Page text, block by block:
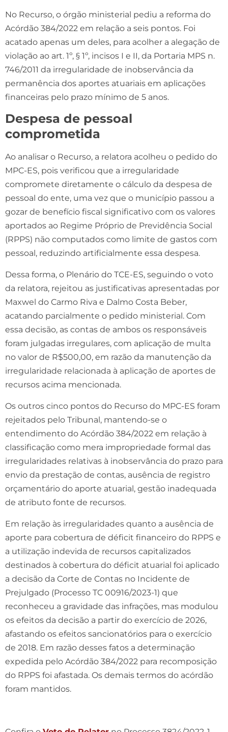
No Recurso, o órgão ministerial pediu a reforma do
Acórdão 384/2022 em relação a seis pontos. Foi
acatado apenas um deles, para acolher a alegação de
violação ao art. 1º, § 1º, incisos I e II, da Portaria MPS n.
746/2011 da irregularidade de inobservância da
permanência dos aportes atuariais em aplicações
financeiras pelo prazo mínimo de 5 anos.
Despesa de pessoal
comprometida
Ao analisar o Recurso, a relatora acolheu o pedido do
MPC-ES, pois verificou que a irregularidade
compromete diretamente o cálculo da despesa de
pessoal do ente, uma vez que o município passou a
gozar de benefício fiscal significativo com os valores
aportados ao Regime Próprio de Previdência Social
(RPPS) não computados como limite de gastos com
pessoal, reduzindo artificialmente essa despesa.
Dessa forma, o Plenário do TCE-ES, seguindo o voto
da relatora, rejeitou as justificativas apresentadas por
Maxwel do Carmo Riva e Dalmo Costa Beber,
acatando parcialmente o pedido ministerial. Com
essa decisão, as contas de ambos os responsáveis
foram julgadas irregulares, com aplicação de multa
no valor de R$500,00, em razão da manutenção da
irregularidade relacionada à aplicação de aportes de
recursos acima mencionada.
Os outros cinco pontos do Recurso do MPC-ES foram
rejeitados pelo Tribunal, mantendo-se o
entendimento do Acórdão 384/2022 em relação à
classificação como mera impropriedade formal das
irregularidades relativas à inobservância do prazo para
envio da prestação de contas, ausência de registro
orçamentário do aporte atuarial, gestão inadequada
de atributo fonte de recursos.
Em relação às irregularidades quanto a ausência de
aporte para cobertura de déficit financeiro do RPPS e
a utilização indevida de recursos capitalizados
destinados à cobertura do déficit atuarial foi aplicado
a decisão da Corte de Contas no Incidente de
Prejulgado (Processo TC 00916/2023-1) que
reconheceu a gravidade das infrações, mas modulou
os efeitos da decisão a partir do exercício de 2026,
afastando os efeitos sancionatórios para o exercício
de 2018. Em razão desses fatos a determinação
expedida pelo Acórdão 384/2022 para recomposição
do RPPS foi afastada. Os demais termos do acórdão
foram mantidos.